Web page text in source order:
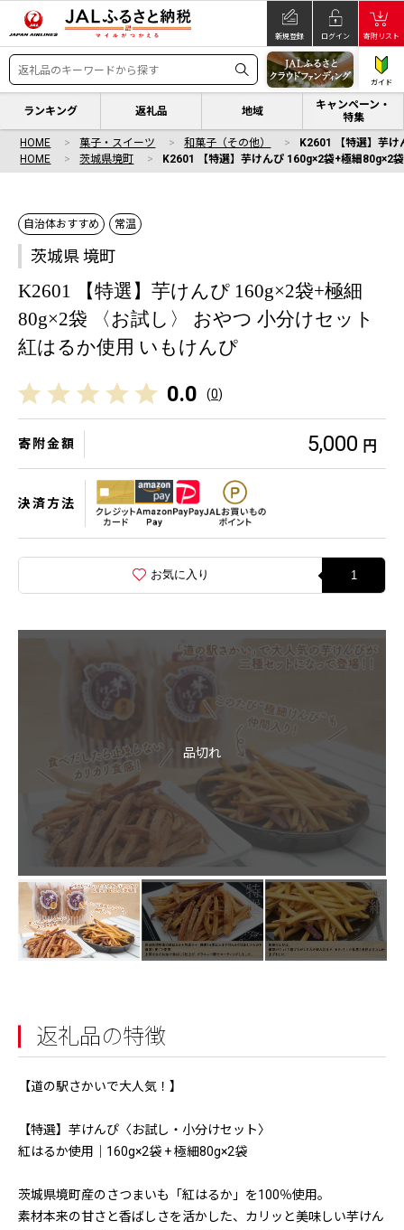
新規登録 ログイン 寄附リスト
ガイド
ランキング 返礼品 地域
キャンペーン・
特集
HOME 菓子・スイーツ 和菓子（その他）
K2601 【特選】芋
HOME
茨城県境町 K2601 【特選】芋けんぴ 160g×2袋+極細80g×2
自治体おすすめ 常温
茨城県 境町
K2601 【特選】芋けんぴ 160g×2袋+極細
80g×2袋 〈お試し〉 おやつ 小分けセット
紅はるか使用 いもけんぴ
0.0 (0)
寄附金額 5,000 円
決済方法
お気に入り 1
品切れ
返礼品の特徴
【道の駅さかいで大人気！】
【特選】芋けんぴ〈お試し・小分けセット〉
紅はるか使用｜160g×2袋 + 極細80g×2袋
茨城県境町産のさつまいも「紅はるか」を100％使用。
素材本来の甘さと香ばしさを活かした、カリッと美味しい芋けん